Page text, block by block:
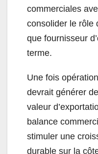
commerciales
consolider le rôle
que fournisseur
terme.
Une fois
devrait générer
valeur
balance
stimuler une
durable sur la